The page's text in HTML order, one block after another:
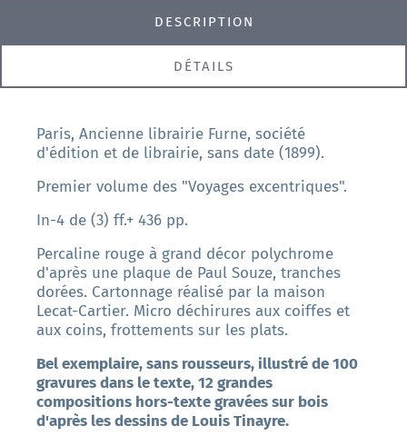
DESCRIPTION
DÉTAILS
Paris, Ancienne librairie Furne, société
d'édition et de librairie, sans date (1899).
Premier volume des "Voyages excentriques".
In-4 de (3) ff.+ 436 pp.
Percaline rouge à grand décor polychrome
d'après une plaque de Paul Souze, tranches
dorées. Cartonnage réalisé par la maison
Lecat-Cartier. Micro déchirures aux coiffes et
aux coins, frottements sur les plats.
Bel exemplaire, sans rousseurs, illustré de 100
gravures dans le texte, 12 grandes
compositions hors-texte gravées sur bois
d'après les dessins de Louis Tinayre.